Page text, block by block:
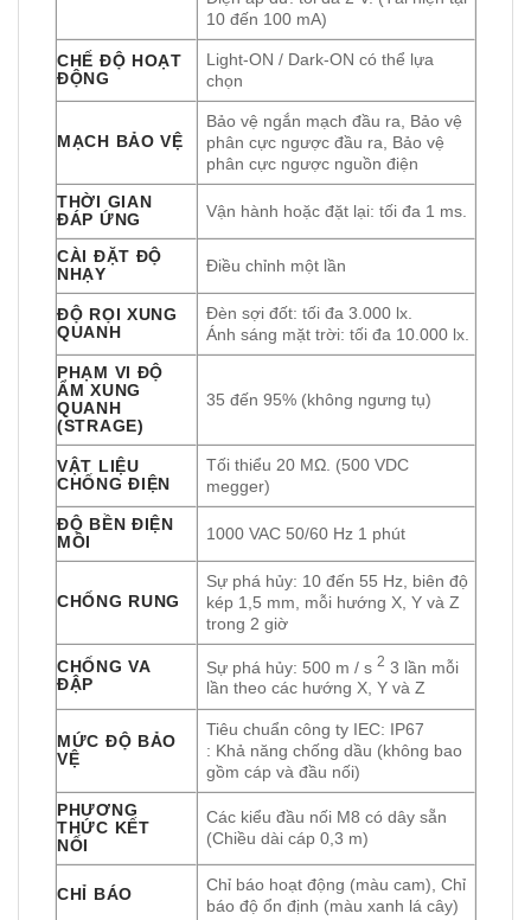
10 đến 100 mA)
CHẾ ĐỘ HOẠT
ĐỘNG
Light-ON / Dark-ON có thể lựa
chọn
MẠCH BẢO VỆ
Bảo vệ ngắn mạch đầu ra, Bảo vệ
phân cực ngược đầu ra, Bảo vệ
phân cực ngược nguồn điện
THỜI GIAN
ĐÁP ỨNG
Vận hành hoặc đặt lại: tối đa 1 ms.
CÀI ĐẶT ĐỘ
NHẠY
Điều chỉnh một lần
ĐỘ RỌI XUNG
QUANH
Đèn sợi đốt: tối đa 3.000 lx.
Ánh sáng mặt trời: tối đa 10.000 lx.
PHẠM VI ĐỘ
ẨM XUNG
QUANH
(STRAGE)
35 đến 95% (không ngưng tụ)
VẬT LIỆU
CHỐNG ĐIỆN
Tối thiểu 20 MΩ. (500 VDC
megger)
ĐỘ BỀN ĐIỆN
MÔI
1000 VAC 50/60 Hz 1 phút
CHỐNG RUNG
Sự phá hủy: 10 đến 55 Hz, biên độ
kép 1,5 mm, mỗi hướng X, Y và Z
trong 2 giờ
CHỐNG VA
ĐẬP
Sự phá hủy: 500 m / s2 3 lần mỗi
lần theo các hướng X, Y và Z
MỨC ĐỘ BẢO
VỆ
Tiêu chuẩn công ty IEC: IP67
: Khả năng chống dầu (không bao
gồm cáp và đầu nối)
PHƯƠNG
THỨC KẾT
NỐI
Các kiểu đầu nối M8 có dây sẵn
(Chiều dài cáp 0,3 m)
CHỈ BÁO
Chỉ báo hoạt động (màu cam), Chỉ
báo độ ổn định (màu xanh lá cây)